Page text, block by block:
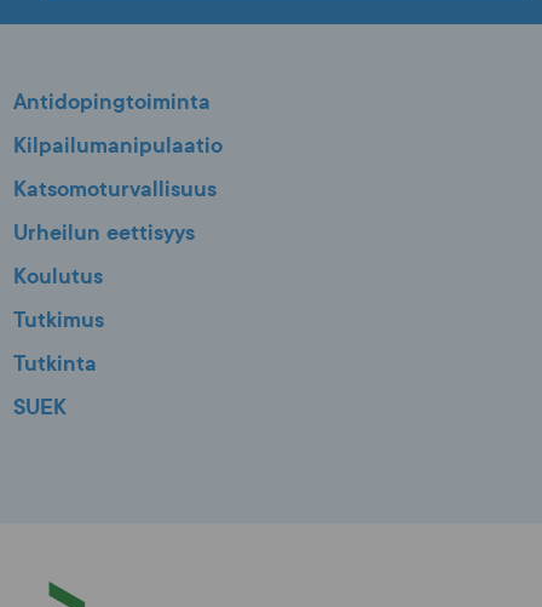
Antidopingtoiminta
Kilpailumanipulaatio
Katsomoturvallisuus
Urheilun eettisyys
Koulutus
Tutkimus
Tutkinta
SUEK